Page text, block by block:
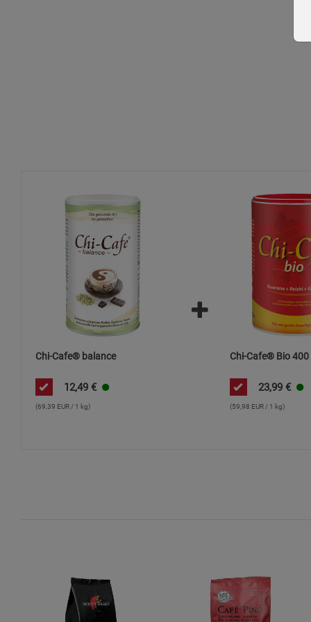
Chi-Cafe® balance
12,49 €
(69,39 EUR / 1 kg)
Chi-Cafe® Bio 400
23,99 €
(59,98 EUR / 1 kg)